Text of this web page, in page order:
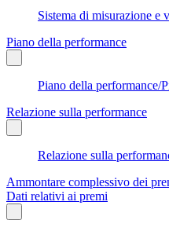
Sistema di misurazione e
Piano della performance
Piano della performance/
Relazione sulla performance
Relazione sulla
Ammontare complessivo dei
Dati relativi ai premi